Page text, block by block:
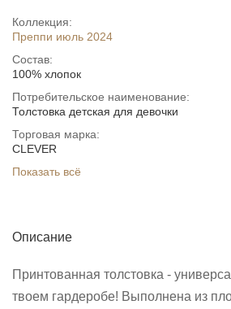
Коллекция:
Преппи июль 2024
Состав:
100% хлопок
Потребительское наименование:
Толстовка детская для девочки
Торговая марка:
CLEVER
Показать всё
Описание
Принтованная толстовка -
твоем гардеробе! Выполнена из